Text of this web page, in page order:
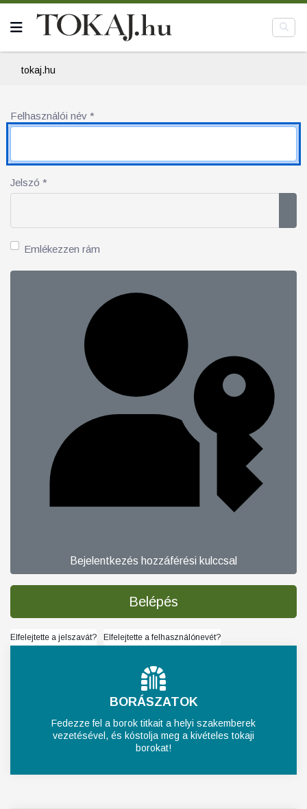
tokaj.hu
Felhasználói név *
Jelszó *
Emlékezzen rám
Bejelentkezés hozzáférési kulccsal
Belépés
Elfelejtette a jelszavát? Elfelejtette a felhasználónevét?
BORÁSZATOK
Fedezze fel a borok titkait a helyi szakemberek
vezetésével, és kóstolja meg a kivételes tokaji
borokat!